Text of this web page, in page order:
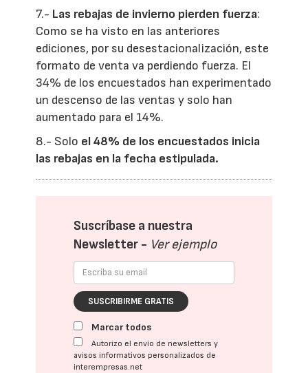
7.- Las rebajas de invierno pierden fuerza:
Como se ha visto en las anteriores
ediciones, por su desestacionalización, este
formato de venta va perdiendo fuerza. El
34% de los encuestados han experimentado
un descenso de las ventas y solo han
aumentado para el 14%.
8.- Solo el 48% de los encuestados inicia
las rebajas en la fecha estipulada.
Suscríbase a nuestra
Newsletter - Ver ejemplo
SUSCRIBIRME GRATIS
Marcar todos
Autorizo el envío de newsletters y
avisos informativos personalizados de
interempresas.net